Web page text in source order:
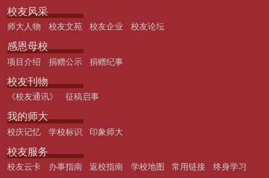
校友风采
师大人物 校友文苑 校友企业 校友论坛
感恩母校
项目介绍 捐赠公示 捐赠纪事
校友刊物
《校友通讯》 征稿启事
我的师大
校庆记忆 学校标识 印象师大
校友服务
校友云卡 办事指南 返校指南 学校地图 常用链接 终身学习